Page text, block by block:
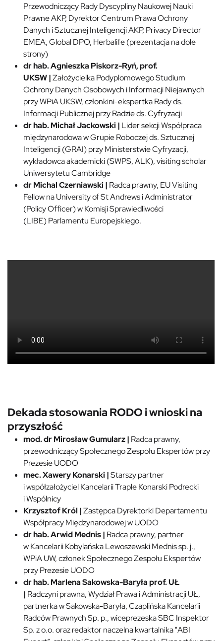
Przewodniczący Rady Dyscypliny Naukowej Nauki
Prawne AKP, Dyrektor Centrum Prawa Ochrony
Danych i Sztucznej Inteligencji AKP, Privacy Director
EMEA, Global DPO, Herbalife (prezentacja na dole
strony)
dr hab. Agnieszka Piskorz-Ryń, prof.
UKSW|Założycielka Podyplomowego Studium
Ochrony Danych Osobowych i Informacji Niejawnych
przy WPiA UKSW, członkini-ekspertka Rady ds.
Informacji Publicznej przy Radzie ds. Cyfryzacji
dr hab. Michał Jackowski| Lider sekcji Współpraca
międzynarodowa w Grupie Roboczej ds. Sztucznej
Inteligencji (GRAI) przy Ministerstwie Cyfryzacji,
wykładowca akademicki (SWPS, ALK), visiting scholar
Uniwersytetu Cambridge
drMichal Czerniawski| Radca prawny, EU Visiting
Fellow na University of St Andrews i Administrator
(Policy Officer) w Komisji Sprawiedliwości
(LIBE) Parlamentu Europejskiego.
Dekada stosowania RODO i wnioski na
przyszłość
mod. dr Mirosław Gumularz | Radca prawny,
przewodniczący Społecznego Zespołu Ekspertów przy
Prezesie UODO
mec. Xawery Konarski |Starszy partner
i współzałożyciel Kancelarii Traple Konarski Podrecki
i Wspólnicy
Krzysztof Król |Zastępca Dyrektorki Departamentu
Współpracy Międzynarodowej w UODO
dr hab. Arwid Mednis | Radca prawny, partner
w Kancelarii Kobylańska Lewoszewski Mednis sp. j.,
WPiA UW, członek Społecznego Zespołu Ekspertów
przy Prezesie UODO
dr hab. Marlena Sakowska-Baryła prof. UŁ
| Radczyni prawna, Wydział Prawa i Administracji UŁ,
partnerka w Sakowska-Baryła, Czaplińska Kancelarii
Radców Prawnych Sp. p., wiceprezeska SBC Inspektor
Sp. z o.o. oraz redaktor naczelna kwartalnika "ABI